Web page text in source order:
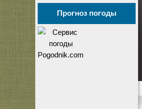
Прогноз погоды